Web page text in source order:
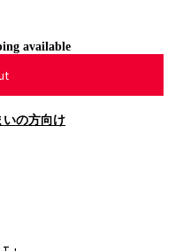
available
いの方向け